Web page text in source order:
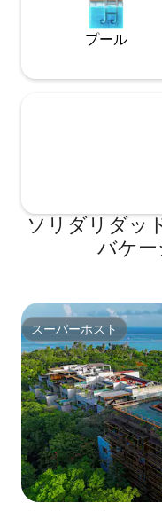
プール
ソリダリダッ
バケ
スーパーホスト
スーパーホスト